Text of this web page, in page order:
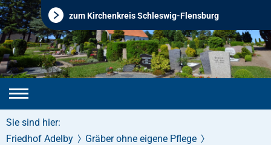
zum Kirchenkreis Schleswig-Flensburg
Sie sind hier:
Friedhof Adelby
Gräber ohne eigene Pflege